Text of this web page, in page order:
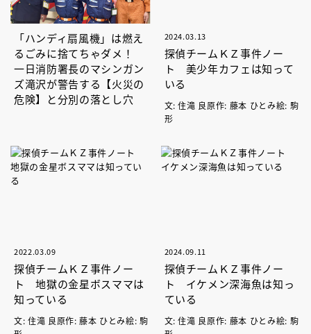
「ハンディ扇風機」は燃え
るごみに捨てちゃダメ！
一日消防署長のマシンガン
ズ滝沢が警告する【火災の
危険】と分別の落とし穴
2024.03.13
探偵チームＫＺ事件ノー
ト 美少年カフェは知って
いる
文: 住滝 良原作: 藤本 ひとみ絵: 駒
形
2022.03.09
探偵チームＫＺ事件ノー
ト 地獄の金星ボスママは
知っている
文: 住滝 良原作: 藤本 ひとみ絵: 駒
2024.09.11
探偵チームＫＺ事件ノー
ト イケメン深海魚は知っ
ている
文: 住滝 良原作: 藤本 ひとみ絵: 駒